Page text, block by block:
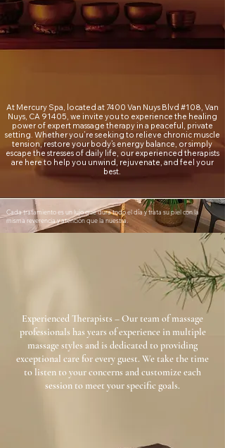
At Mercury Spa, located at 7400 Van Nuys Blvd #108, Van
Nuys, CA 91405, we invite you to experience the healing
power of expert massage therapy in a peaceful, private
setting. Whether you’re seeking to relieve chronic muscle
tension, restore your body’s energy balance, or simply
escape the stresses of daily life, our experienced therapists
are here to help you unwind, rejuvenate, and feel your
best.
Cada tratamiento es un lujo que dura todo el día y trata su piel con la
misma reverencia y atención que la nuestra.
Experienced Therapists – Our team of massage
professionals has years of experience in multiple
massage styles and is dedicated to providing
exceptional care for every guest. We take the time
to listen to your concerns and customize each
session to meet your specific goals.